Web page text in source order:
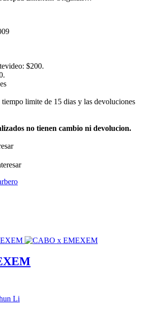
$200.
limite de 15 dias y las devoluciones
no tienen cambio ni devolucion.